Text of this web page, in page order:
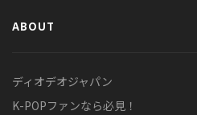
ABOUT
ディオデオジャパン
K-POPファンなら必見！